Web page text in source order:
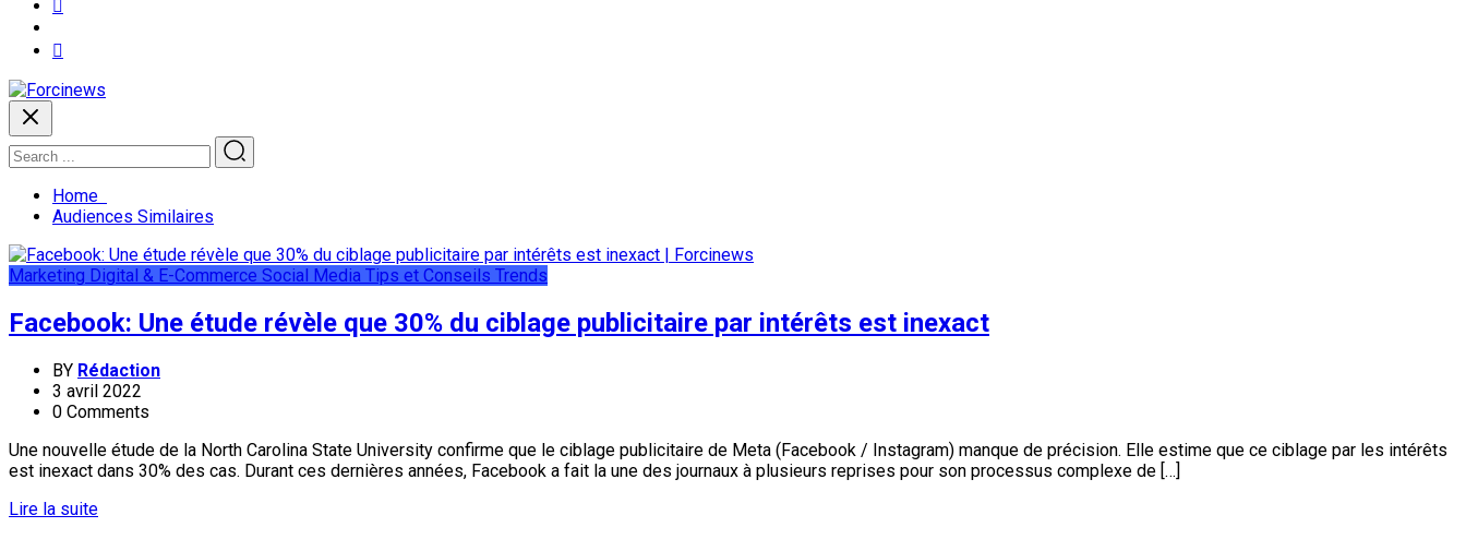
Home
Audiences Similaires
Marketing Digital & E-Commerce Social Media Tips et Conseils Trends
Facebook: Une étude révèle que 30% du ciblage publicitaire par intérêts est inexact
BY Rédaction
3 avril 2022
0 Comments
Une nouvelle étude de la North Carolina State University confirme que le ciblage publicitaire de Meta (Facebook / Instagram) manque de précision. Elle estime que ce ciblage par les intérêts
est inexact dans 30% des cas. Durant ces dernières années, Facebook a fait la une des journaux à plusieurs reprises pour son processus complexe de […]
Lire la suite